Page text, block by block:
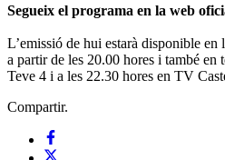
Segueix el programa en la web
L’emissió de hui estarà disponible
a partir de les 20.00 hores i també en
Teve 4 i a les 22.30 hores en TV
Compartir.